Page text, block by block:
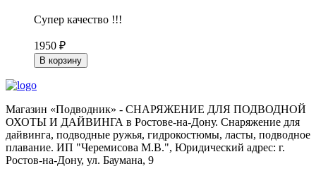
Супер качество !!!
1950 ₽
В корзину
Магазин «Подводник» - СНАРЯЖЕНИЕ ДЛЯ ПОДВОДНОЙ
ОХОТЫ И ДАЙВИНГА в Ростове-на-Дону. Снаряжение для
дайвинга, подводные ружья, гидрокостюмы, ласты, подводное
плавание. ИП "Черемисова М.В.", Юридический адрес: г.
Ростов-на-Дону, ул. Баумана, 9